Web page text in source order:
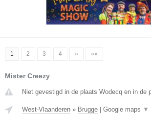
1 2 3 4 » »»
Mister Creezy
Niet gevestigd in de plaats Wodecq en in de
West-Vlaanderen » Brugge Google maps ▼